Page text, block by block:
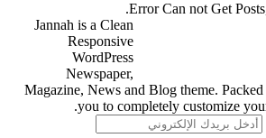
Error Can not Get
Jannah is a Clean
Responsive
WordPress
Newspaper,
Magazine, News and Blog theme.
you to completely customize